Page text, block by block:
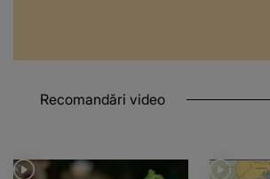
Recomandări video